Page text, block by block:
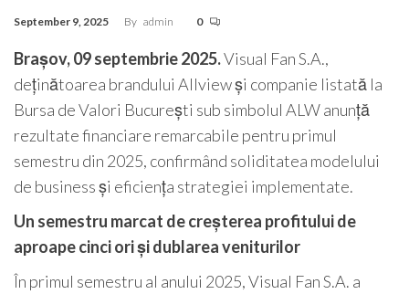
September 9, 2025 By admin 0
Brașov, 09 septembrie 2025.Visual Fan S.A.,
deținătoarea brandului Allview și companie listată la
Bursa de Valori București sub simbolul ALW anunță
rezultate financiare remarcabile pentru primul
semestru din 2025, confirmând soliditatea modelului
de business și eficiența strategiei implementate.
Un semestru marcat de creșterea profitului de
aproape cinci ori și dublarea veniturilor
În primul semestru al anului 2025, Visual Fan S.A. a